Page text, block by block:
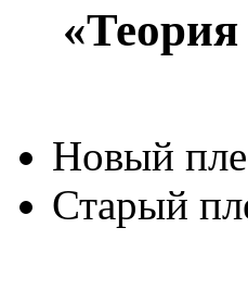
Новый
Старый